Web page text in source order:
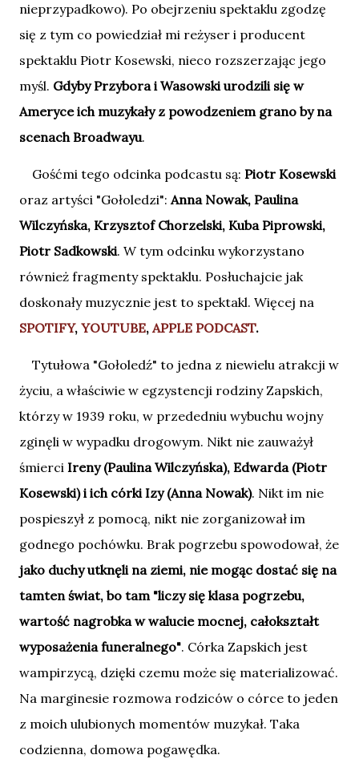
nieprzypadkowo). Po obejrzeniu spektaklu zgodzę
się z tym co powiedział mi reżyser i producent
spektaklu Piotr Kosewski, nieco rozszerzając jego
myśl. Gdyby Przybora i Wasowski urodzili się w
Ameryce ich muzykały z powodzeniem grano by na
scenach Broadwayu.
Gośćmi tego odcinka podcastu są: Piotr Kosewski
oraz artyści "Gołoledzi":Anna Nowak, Paulina
Wilczyńska, Krzysztof Chorzelski, Kuba Piprowski,
Piotr Sadkowski. W tym odcinku wykorzystano
również fragmenty spektaklu. Posłuchajcie jak
doskonały muzycznie jest to spektakl. Więcej na
SPOTIFY, YOUTUBE, APPLE PODCAST.
Tytułowa "Gołoledź" to jedna z niewielu atrakcji w
życiu, a właściwie w egzystencji rodziny Zapskich,
którzy w 1939 roku, w przededniu wybuchu wojny
zginęli w wypadku drogowym. Nikt nie zauważył
śmierci Ireny (Paulina Wilczyńska), Edwarda (Piotr
Kosewski) i ich córki Izy (Anna Nowak). Nikt im nie
pospieszył z pomocą, nikt nie zorganizował im
godnego pochówku. Brak pogrzebu spowodował, że
jako duchy utknęli na ziemi, nie mogąc dostać się na
tamten świat, bo tam "liczy się klasa pogrzebu,
wartość nagrobka w walucie mocnej, całokształt
wyposażenia funeralnego". Córka Zapskich jest
wampirzycą, dzięki czemu może się materializować.
Na marginesie rozmowa rodziców o córce to jeden
z moich ulubionych momentów muzykał. Taka
codzienna, domowa pogawędka.